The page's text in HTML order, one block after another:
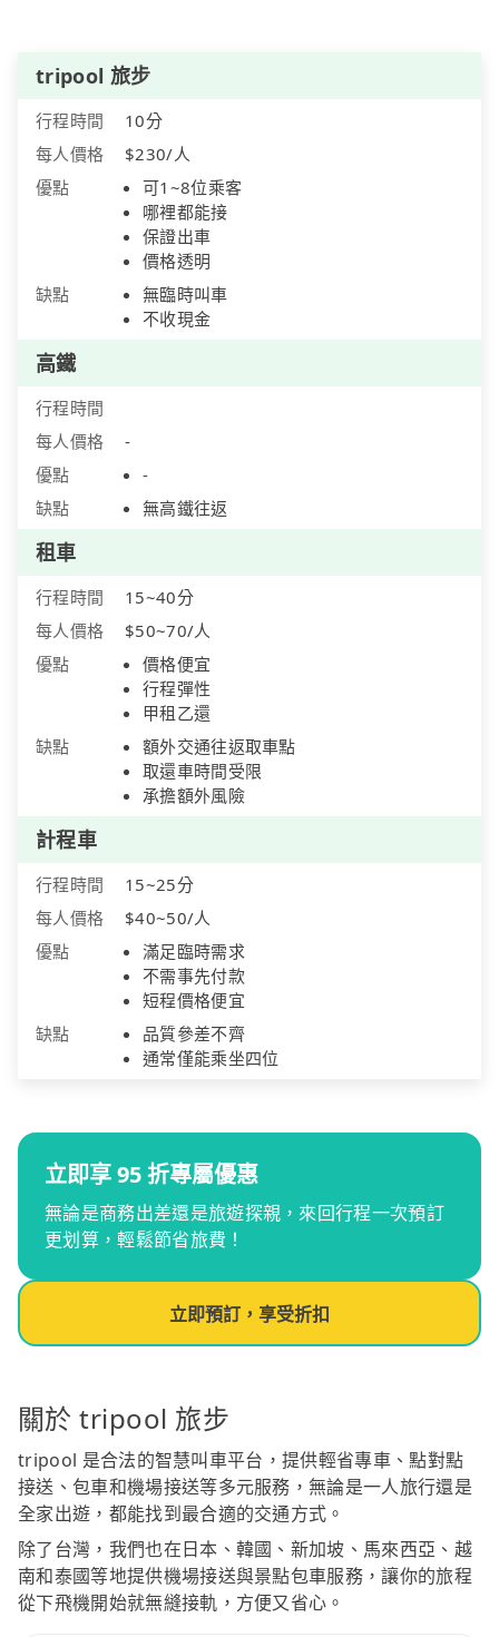
tripool 旅步
行程時間
10分
每人價格
$230/人
優點
可1~8位乘客
哪裡都能接
保證出車
價格透明
缺點
無臨時叫車
不收現金
高鐵
行程時間
每人價格
-
優點
-
缺點
無高鐵往返
租車
行程時間
15~40分
每人價格
$50~70/人
優點
價格便宜
行程彈性
甲租乙還
缺點
額外交通往返取車點
取還車時間受限
承擔額外風險
計程車
行程時間
15~25分
每人價格
$40~50/人
優點
滿足臨時需求
不需事先付款
短程價格便宜
缺點
品質參差不齊
通常僅能乘坐四位
立即享 95 折專屬優惠
無論是商務出差還是旅遊探親，來回行程一次預訂
更划算，輕鬆節省旅費！
立即預訂，享受折扣
關於 tripool 旅步
tripool 是合法的智慧叫車平台，提供輕省專車、點對點
接送、包車和機場接送等多元服務，無論是一人旅行還是
全家出遊，都能找到最合適的交通方式。
除了台灣，我們也在日本、韓國、新加坡、馬來西亞、越
南和泰國等地提供機場接送與景點包車服務，讓你的旅程
從下飛機開始就無縫接軌，方便又省心。